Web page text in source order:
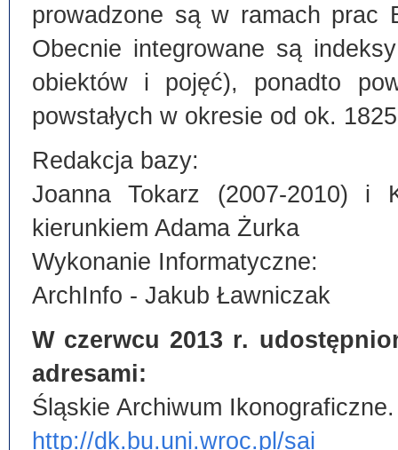
prowadzone są w ramach prac
Obecnie integrowane są
obiektów i pojęć), ponadto
powstałych w okresie od ok.
Redakcja bazy:
Joanna Tokarz (2007-2010) i
kierunkiem Adama Żurka
Wykonanie Informatyczne:
ArchInfo - Jakub Ławniczak
W czerwcu 2013 r.
adresami:
Śląskie Archiwum Ikonograficzne.
http://dk.bu.uni.wroc.pl/sai